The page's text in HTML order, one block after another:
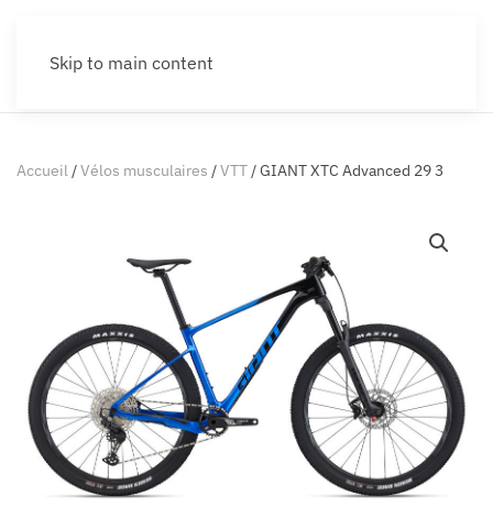
Skip to main content
Accueil /Vélos musculaires /VTT / GIANT XTC Advanced 29 3